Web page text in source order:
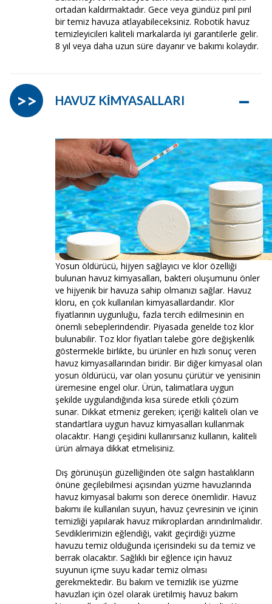
ortadan kaldırmaktadır. Gece veya gündüz pırıl pırıl
bir temiz havuza atlayabileceksiniz. Robotik havuz
temizleyicileri kaliteli markalarda iyi garantilerle gelir.
8 yıl veya daha uzun süre dayanır ve bakımı kolaydır.
HAVUZ KİMYASALLARI –
>>
Yosun öldürücü, hijyen sağlayıcı ve klor özelliği
bulunan havuz kimyasalları, bakteri oluşumunu önler
ve hijyenik bir havuza sahip olmanızı sağlar. Havuz
kloru, en çok kullanılan kimyasallardandır. Klor
fiyatlarının uygunluğu, fazla tercih edilmesinin en
önemli sebeplerindendir. Piyasada genelde toz klor
bulunabilir. Toz klor fiyatları talebe göre değişkenlik
göstermekle birlikte, bu ürünler en hızlı sonuç veren
havuz kimyasallarından biridir. Bir diğer kimyasal olan
yosun öldürücü, var olan yosunu çürütür ve yenisinin
üremesine engel olur. Ürün, talimatlara uygun
şekilde uygulandığında kısa sürede etkili çözüm
sunar. Dikkat etmeniz gereken; içeriği kaliteli olan ve
standartlara uygun havuz kimyasalları kullanmak
olacaktır. Hangi çeşidini kullanırsanız kullanın, kaliteli
ürün almaya dikkat etmelisiniz.
Dış görünüşün güzelliğinden öte salgın hastalıkların
önüne geçilebilmesi açısından yüzme havuzlarında
havuz kimyasal bakımı son derece önemlidir. Havuz
bakımı ile kullanılan suyun, havuz çevresinin ve içinin
temizliği yapılarak havuz mikroplardan arındırılmalıdır.
Sevdiklerimizin eğlendiği, vakit geçirdiği yüzme
havuzu temiz olduğunda içerisindeki su da temiz ve
berrak olacaktır. Sağlıklı bir eğlence için havuz
suyunun içme suyu kadar temiz olması
gerekmektedir. Bu bakım ve temizlik ise yüzme
havuzları için özel olarak üretilmiş havuz bakım